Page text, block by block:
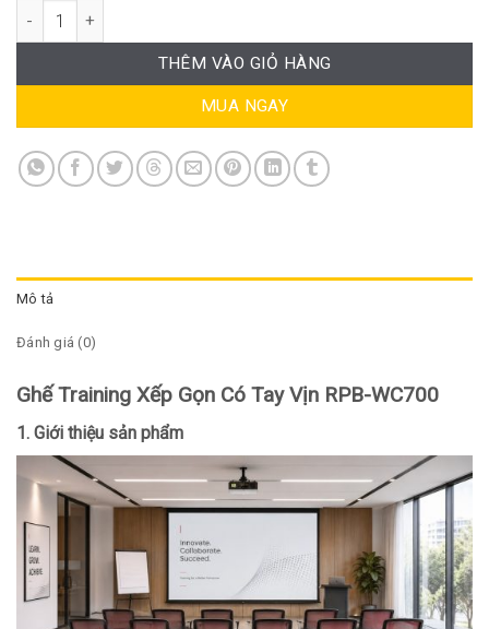
Ghế Training Xếp Gọn Có Tay Vịn RPB-WC700 số lượng
THÊM VÀO GIỎ HÀNG
MUA NGAY
Mô tả
Đánh giá (0)
Ghế Training Xếp Gọn Có Tay Vịn RPB-WC700
1. Giới thiệu sản phẩm